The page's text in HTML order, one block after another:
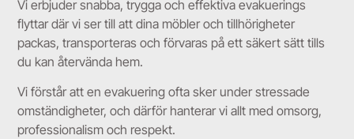
Vi erbjuder snabba, trygga och effektiva evakuerings
flyttar där vi ser till att dina möbler och tillhörigheter
packas, transporteras och förvaras på ett säkert sätt tills
du kan återvända hem.
Vi förstår att en evakuering ofta sker under stressade
omständigheter, och därför hanterar vi allt med omsorg,
professionalism och respekt.